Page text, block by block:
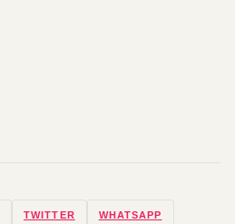
TWITTER WHATSAPP